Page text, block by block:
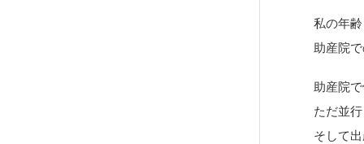
私の年
助産院
助産院
ただ並
そして